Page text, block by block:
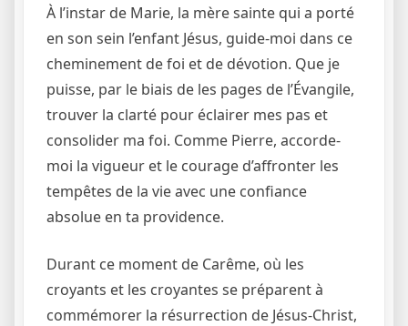
À l’instar de Marie, la mère sainte qui a porté
en son sein l’enfant Jésus, guide-moi dans ce
cheminement de foi et de dévotion. Que je
puisse, par le biais de les pages de l’Évangile,
trouver la clarté pour éclairer mes pas et
consolider ma foi. Comme Pierre, accorde-
moi la vigueur et le courage d’affronter les
tempêtes de la vie avec une confiance
absolue en ta providence.
Durant ce moment de Carême, où les
croyants et les croyantes se préparent à
commémorer la résurrection de Jésus-Christ,